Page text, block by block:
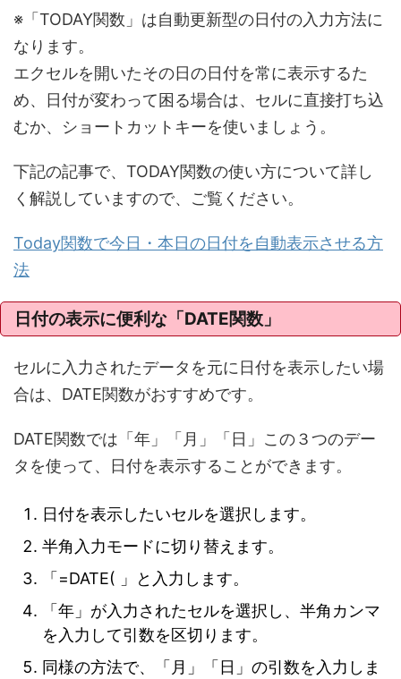
※「TODAY関数」は自動更新型の日付の入力方法に
なります。
エクセルを開いたその日の日付を常に表示するた
め、日付が変わって困る場合は、セルに直接打ち込
むか、ショートカットキーを使いましょう。
下記の記事で、TODAY関数の使い方について詳し
く解説していますので、ご覧ください。
Today関数で今日・本日の日付を自動表示させる方
法
日付の表示に便利な「DATE関数」
セルに入力されたデータを元に日付を表示したい場
合は、DATE関数がおすすめです。
DATE関数では「年」「月」「日」この３つのデー
タを使って、日付を表示することができます。
日付を表示したいセルを選択します。
半角入力モードに切り替えます。
「=DATE( 」と入力します。
「年」が入力されたセルを選択し、半角カンマ
を入力して引数を区切ります。
同様の方法で、「月」「日」の引数を入力しま